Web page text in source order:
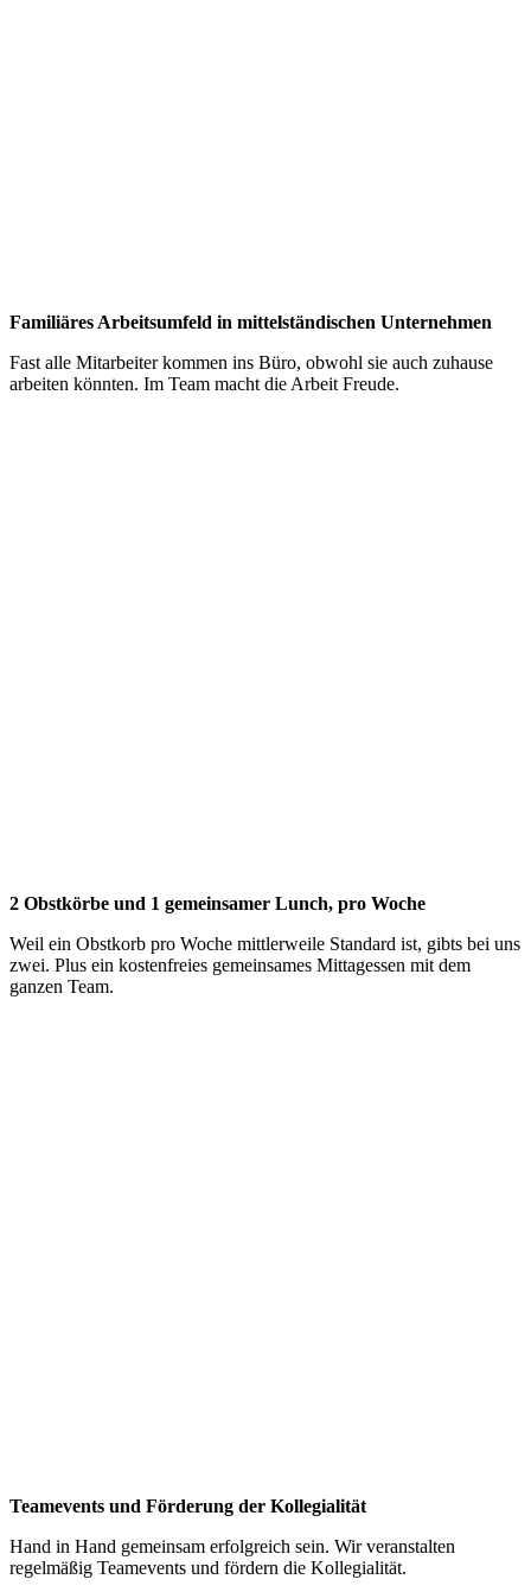
Familiäres Arbeitsumfeld in mittelständischen Unternehmen
Fast alle Mitarbeiter kommen ins Büro, obwohl sie auch zuhause
arbeiten könnten. Im Team macht die Arbeit Freude.
2 Obstkörbe und 1 gemeinsamer Lunch, pro Woche
Weil ein Obstkorb pro Woche mittlerweile Standard ist, gibts bei uns
zwei. Plus ein kostenfreies gemeinsames Mittagessen mit dem
ganzen Team.
Teamevents und Förderung der Kollegialität
Hand in Hand gemeinsam erfolgreich sein. Wir veranstalten
regelmäßig Teamevents und fördern die Kollegialität.